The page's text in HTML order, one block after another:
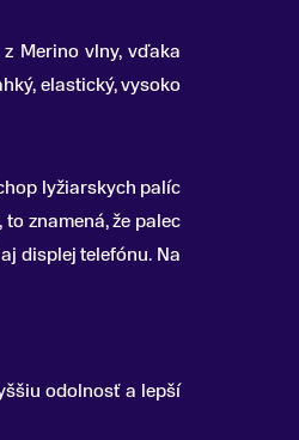
Merino vlny, vďaka
elastický, vysoko
lyžiarskych palíc
znamená, že palec
displej telefónu. Na
odolnosť a lepší